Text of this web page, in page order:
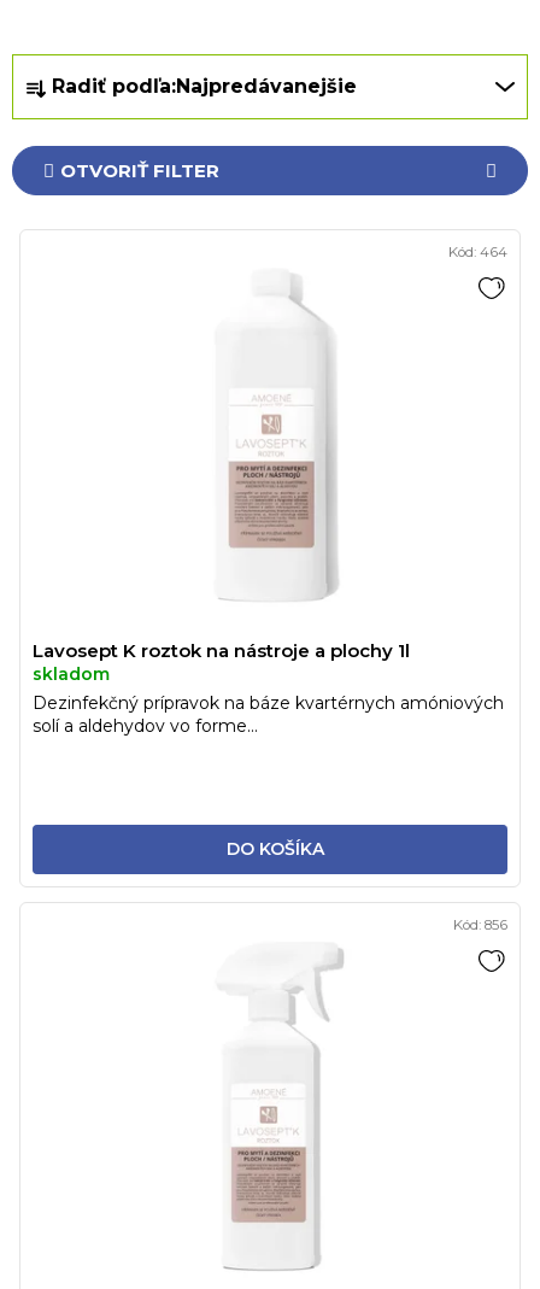
a
d
e
n
Radiť podľa:Najpredávanejšie
OTVORIŤ FILTER
V
Lavosept K roztok na nástroje a plochy 1l
skladom
DO KOŠÍKA
Dezinfekčný prípravok na báze kvartérnych amóniových
solí a aldehydov vo forme...
Kód: 464
Kód: 856